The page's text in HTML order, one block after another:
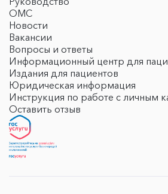
ОМС
Новости
Вакансии
Вопросы и ответы
Информационный центр для
Издания для пациентов
Юридическая информация
Инструкция по работе с личным
Оставить отзыв